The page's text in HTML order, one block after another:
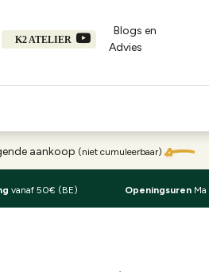
K2 ATELIER
Blogs en
Advies​
aankoop (niet cumuleerbaar)
vanaf 50€ (BE) Openingsuren